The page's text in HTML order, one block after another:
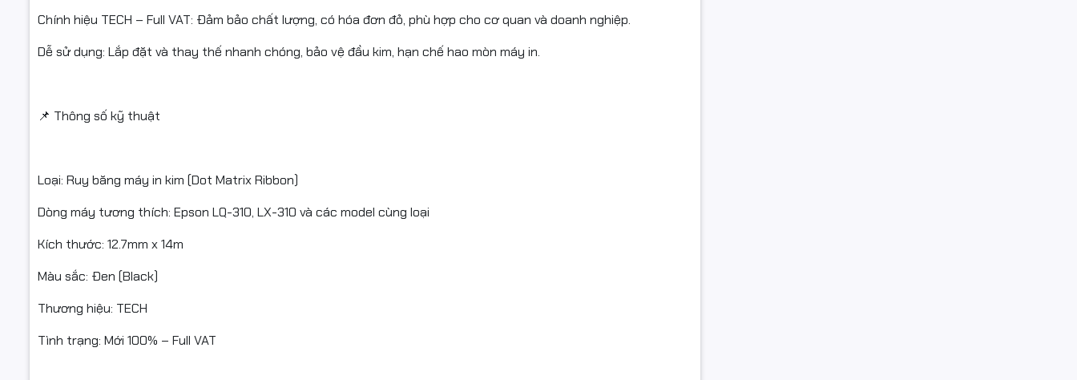
Chính hiệu TECH – Full VAT: Đảm bảo chất lượng, có hóa đơn đỏ, phù hợp cho cơ quan và doanh nghiệp.
Dễ sử dụng: Lắp đặt và thay thế nhanh chóng, bảo vệ đầu kim, hạn chế hao mòn máy in.
📌 Thông số kỹ thuật
Loại: Ruy băng máy in kim (Dot Matrix Ribbon)
Dòng máy tương thích: Epson LQ-310, LX-310 và các model cùng loại
Kích thước: 12.7mm x 14m
Màu sắc: Đen (Black)
Thương hiệu: TECH
Tình trạng: Mới 100% – Full VAT
Phù hợp văn phòng, cửa hàng, doanh nghiệp cần in ấn thường xuyên.